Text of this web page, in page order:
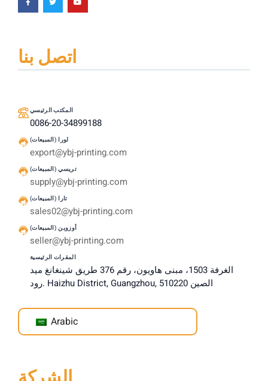
اتصل بنا
المكتب الرئيسي
0086-20-34899188
لورا (المبيعات)
export@ybj-printing.com
تريسي (المبيعات)
supply@ybj-printing.com
تارا (المبيعات)
sales02@ybj-printing.com
أوزوين (المبيعات)
seller@ybj-printing.com
المقرات الرئيسية
الغرفة 1503، مبنى هاويون، رقم 376 طريق شينغانغ ميد
رود. Haizhu District, Guangzhou, الصين 510220
Arabic